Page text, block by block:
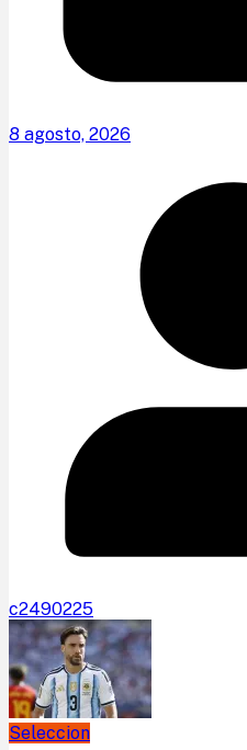
8 agosto, 2026
c2490225
Seleccion